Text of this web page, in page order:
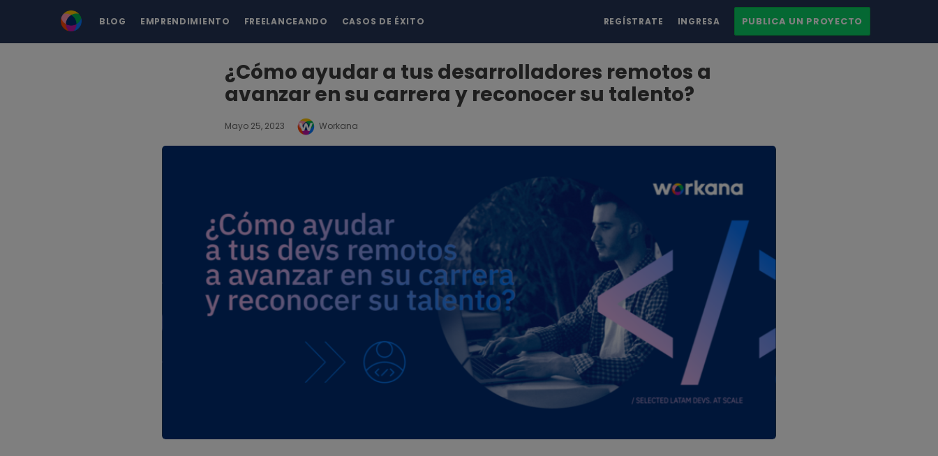
BLOG EMPRENDIMIENTO FREELANCEANDO CASOS DE ÉXITO REGÍSTRATE INGRESA PUBLICA UN PROYECTO
¿Cómo ayudar a tus desarrolladores remotos a
avanzar en su carrera y reconocer su talento?
Mayo 25, 2023 Workana